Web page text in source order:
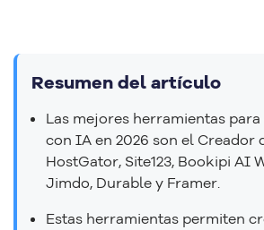
Resumen del artículo
Las mejores herramientas
con IA en 2026 son el Creador
HostGator, Site123, Bookipi AI
Jimdo, Durable y Framer.
Estas herramientas permiten